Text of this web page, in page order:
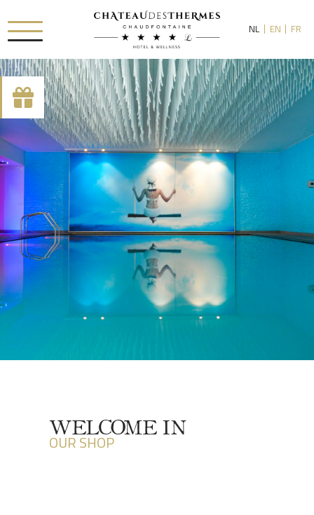
[availability_search category_dropdown="true"
category_include="sejour, chambre"]
RUE HAUSTER 9, B-4050 CHAUDFONTAINE
+32(0)4 367 80 67
INFO[AT]CHATEAUDESTHERMES.BE
ONTDEK ONZE PROMOTIES DOORHIERTE KLIKKEN
NL EN FR
WELCOME IN
OUR SHOP